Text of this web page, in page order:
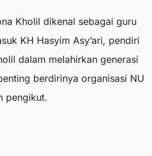
Kholil dikenal sebagai guru
KH Hasyim Asy’ari, pendiri
dalam melahirkan generasi
berdirinya organisasi NU
pengikut.